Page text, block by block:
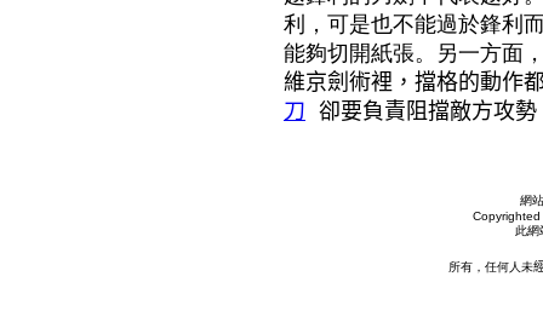
利，可是也不能過於鋒利
能夠切開紙張。另一方面
維京劍術裡，擋格的動作
刀 卻要負責阻擋敵方攻
網
此網
所有，任何人未